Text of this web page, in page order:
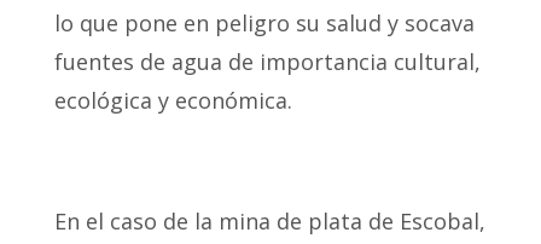
lo que pone en peligro su salud y socava
fuentes de agua de importancia cultural,
ecológica y económica.
En el caso de la mina de plata de Escobal,